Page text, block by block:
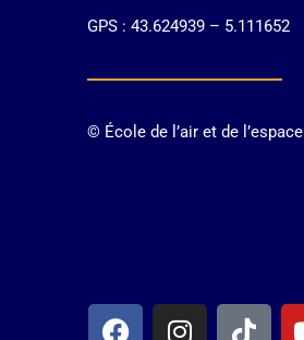
GPS : 43.624939 – 5.111652
© École de l’air et de l’espace